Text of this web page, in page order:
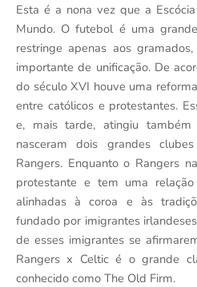
Esta é a nona vez que a
Mundo. O futebol é uma
restringe apenas aos
importante de unificação. De
do século XVI houve uma
entre católicos e protestantes.
e, mais tarde, atingiu
nasceram dois grandes
Rangers. Enquanto o Rangers
protestante e tem uma
alinhadas à coroa e às
fundado por imigrantes
de esses imigrantes se
Rangers x Celtic é o grande
conhecido como The Old Firm.